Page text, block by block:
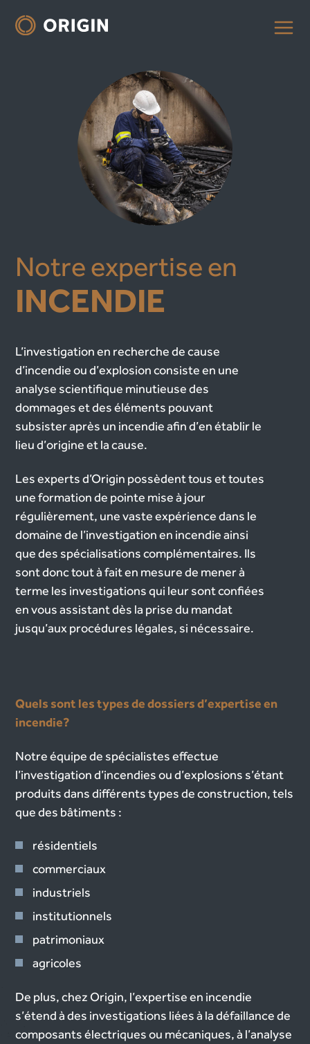
Notre expertise en
INCENDIE
L’investigation en recherche de cause
d’incendie ou d’explosion consiste en une
analyse scientifique minutieuse des
dommages et des éléments pouvant
subsister après un incendie afin d’en établir le
lieu d’origine et la cause.
Les experts d’Origin possèdent tous et toutes
une formation de pointe mise à jour
régulièrement, une vaste expérience dans le
domaine de l’investigation en incendie ainsi
que des spécialisations complémentaires. Ils
sont donc tout à fait en mesure de mener à
terme les investigations qui leur sont confiées
en vous assistant dès la prise du mandat
jusqu’aux procédures légales, si nécessaire.
Quels sont les types de dossiers d’expertise en
incendie?
Notre équipe de spécialistes effectue
l’investigation d’incendies ou d’explosions s’étant
produits dans différents types de construction, tels
que des bâtiments :
résidentiels
commerciaux
industriels
institutionnels
patrimoniaux
agricoles
De plus, chez Origin, l’expertise en incendie
s’étend à des investigations liées à la défaillance de
composants électriques ou mécaniques, à l’analyse